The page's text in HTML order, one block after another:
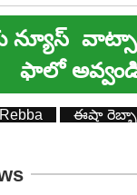
న్యూస్
ఫాలో
ఈషా రెబ్బా